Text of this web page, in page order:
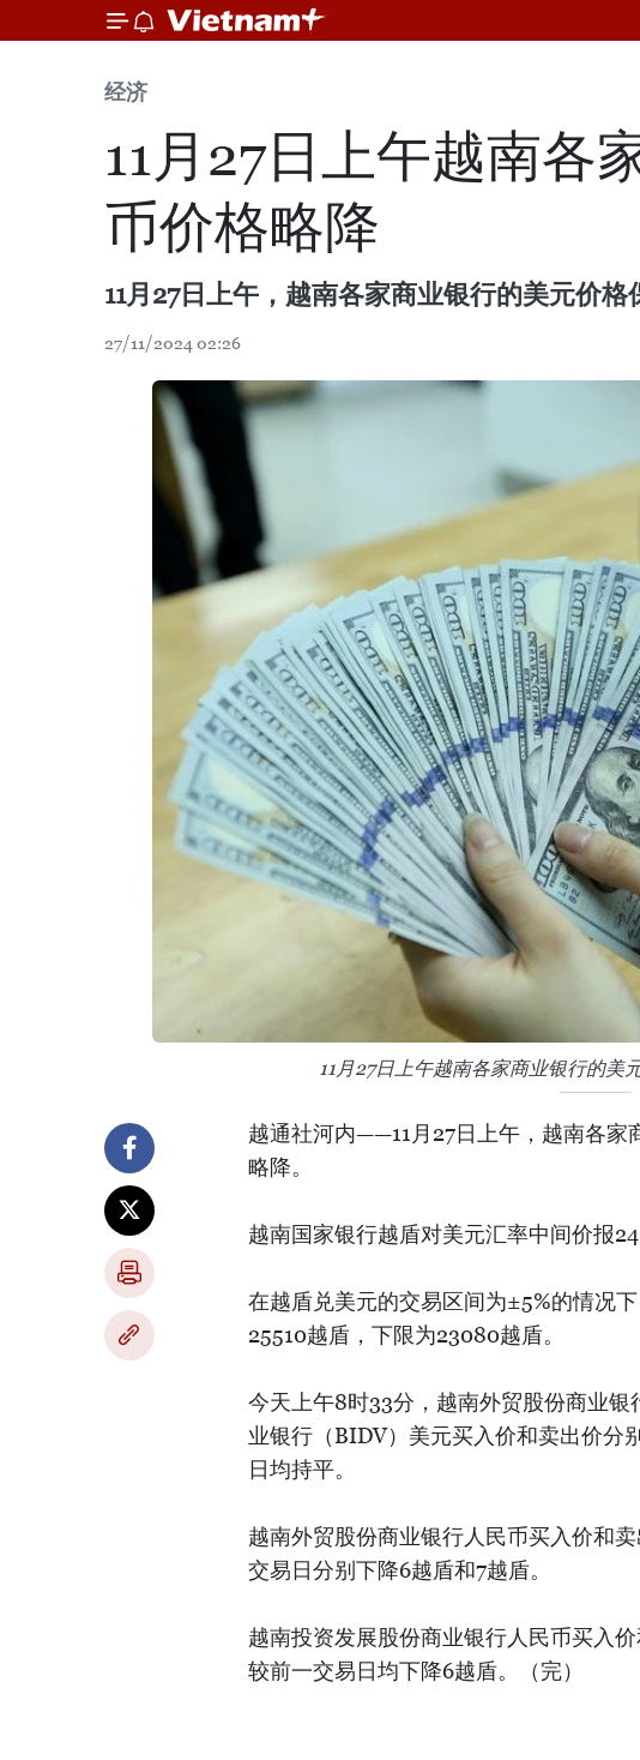
经济
11月27日上午越南各
币价格略降
11月27日上午，越南各家商业银行的美元价格
27/11/2024 02:26
11月27日上午越南各家商业银行的美
越通社河内——11月27日上午，越南各家
略降。
越南国家银行越盾对美元汇率中间价报
在越盾兑美元的交易区间为±5%的情况
25510越盾，下限为23080越盾。
今天上午8时33分，越南外贸股份商业
业银行（BIDV）美元买入价和卖出价分
日均持平。
越南外贸股份商业银行人民币买入价和
交易日分别下降6越盾和7越盾。
越南投资发展股份商业银行人民币买入
较前一交易日均下降6越盾。（完）